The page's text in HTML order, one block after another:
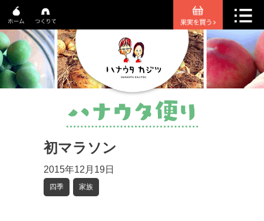
初マラソン
2015年12月19日
四季 家族